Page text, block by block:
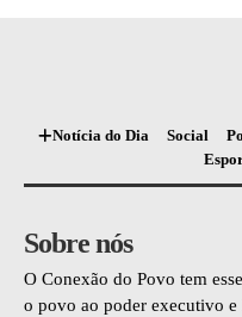
Notícia do Dia Social
Sobre nós
O Conexão do Povo tem
o povo ao poder executivo